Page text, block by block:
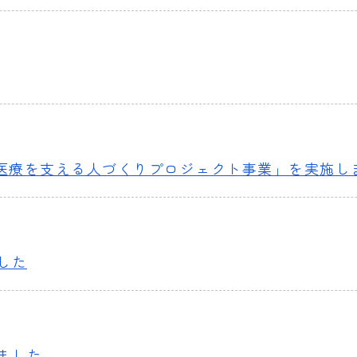
療を支える人づくりプロジェクト事業」を実施し
た